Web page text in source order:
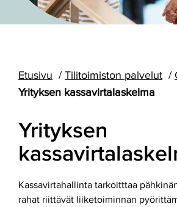
Etusivu Tilitoimiston palvelut
Yrityksen kassavirtalaskelma
Yrityksen
Kassavirtahallinta tarkoitttaa
rahat riittävät liiketoiminnan